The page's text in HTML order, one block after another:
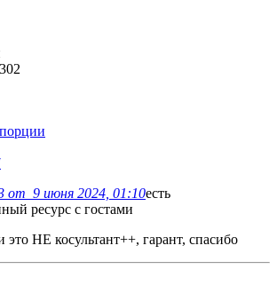
от 9 июня 2024, 01:10есть
ресурс с гостами
НЕ косультант++, гарант, спасибо